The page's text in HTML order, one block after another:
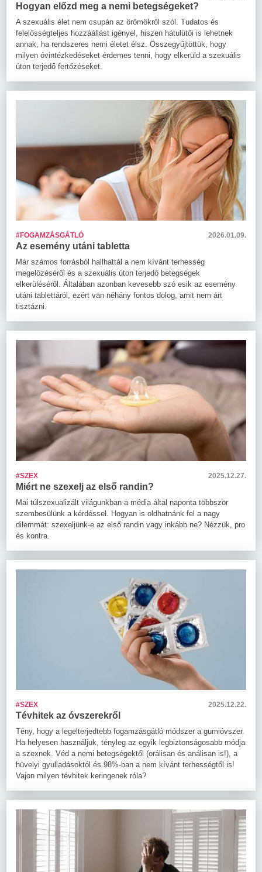
Hogyan előzd meg a nemi betegségeket?
A szexuális élet nem csupán az örömökről szól. Tudatos és
felelősségteljes hozzáállást igényel, hiszen hátulütői is lehetnek
annak, ha rendszeres nemi életet élsz. Összegyűjtöttük, hogy
milyen óvintézkedéseket érdemes tenni, hogy elkerüld a szexuális
úton terjedő fertőzéseket.
#FOGAMZÁSGÁTLÓ 2026.01.09.
Az esemény utáni tabletta
Már számos forrásból hallhattál a nem kívánt terhesség
megelőzéséről és a szexuális úton terjedő betegségek
elkerüléséről. Általában azonban kevesebb szó esik az esemény
utáni tablettáról, ezért van néhány fontos dolog, amit nem árt
tisztázni.
#SZEX 2025.12.27.
Miért ne szexelj az első randin?
Mai túlszexualizált világunkban a média által naponta többször
szembesülünk a kérdéssel. Hogyan is oldhatnánk fel a nagy
dilemmát: szexeljünk-e az első randin vagy inkább ne? Nézzük, pro
és kontra.
#SZEX 2025.12.22.
Tévhitek az óvszerekről
Tény, hogy a legelterjedtebb fogamzásgátló módszer a gumióvszer.
Ha helyesen használjuk, tényleg az egyik legbiztonságosabb módja
a szexnek. Véd a nemi betegségektől (orálisan és análisan is!), a
hüvelyi gyulladásoktól és 98%-ban a nem kívánt terhességtől is!
Vajon milyen tévhitek keringenek róla?